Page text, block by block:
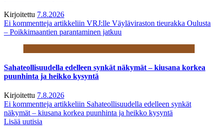
Kirjoitettu 7.8.2026
Ei kommentteja artikkeliin VRJ:lle Väyläviraston tieurakka Oulusta
– Poikkimaantien parantaminen jatkuu
Sahateollisuudella edelleen synkät näkymät – kiusana korkea
puunhinta ja heikko kysyntä
Kirjoitettu 7.8.2026
Ei kommentteja artikkeliin Sahateollisuudella edelleen synkät
näkymät – kiusana korkea puunhinta ja heikko kysyntä
Lisää uutisia